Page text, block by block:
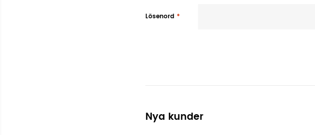
Lösenord
Nya kunder